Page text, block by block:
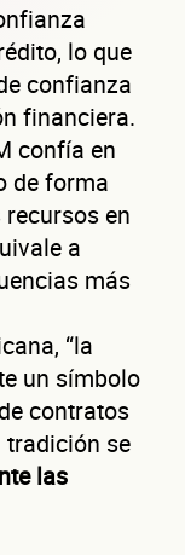
lo que
confianza
financiera.
confía en
de forma
en
a
más
“la
un símbolo
contratos
tradición se
las